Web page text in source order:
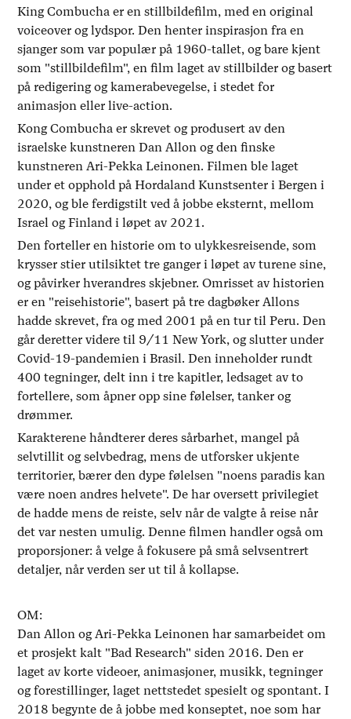
King Combucha er en stillbildefilm, med en original
voiceover og lydspor. Den henter inspirasjon fra en
sjanger som var populær på 1960-tallet, og bare kjent
som "stillbildefilm", en film laget av stillbilder og basert
på redigering og kamerabevegelse, i stedet for
animasjon eller live-action.
Kong Combucha er skrevet og produsert av den
israelske kunstneren Dan Allon og den finske
kunstneren Ari-Pekka Leinonen. Filmen ble laget
under et opphold på Hordaland Kunstsenter i Bergen i
2020, og ble ferdigstilt ved å jobbe eksternt, mellom
Israel og Finland i løpet av 2021.
Den forteller en historie om to ulykkesreisende, som
krysser stier utilsiktet tre ganger i løpet av turene sine,
og påvirker hverandres skjebner. Omrisset av historien
er en "reisehistorie", basert på tre dagbøker Allons
hadde skrevet, fra og med 2001 på en tur til Peru. Den
går deretter videre til 9/11 New York, og slutter under
Covid-19-pandemien i Brasil. Den inneholder rundt
400 tegninger, delt inn i tre kapitler, ledsaget av to
fortellere, som åpner opp sine følelser, tanker og
drømmer.
Karakterene håndterer deres sårbarhet, mangel på
selvtillit og selvbedrag, mens de utforsker ukjente
territorier, bærer den dype følelsen "noens paradis kan
være noen andres helvete". De har oversett privilegiet
de hadde mens de reiste, selv når de valgte å reise når
det var nesten umulig. Denne filmen handler også om
proporsjoner: å velge å fokusere på små selvsentrert
detaljer, når verden ser ut til å kollapse.
OM:
Dan Allon og Ari-Pekka Leinonen har samarbeidet om
et prosjekt kalt "Bad Research" siden 2016. Den er
laget av korte videoer, animasjoner, musikk, tegninger
og forestillinger, laget nettstedet spesielt og spontant. I
2018 begynte de å jobbe med konseptet, noe som har